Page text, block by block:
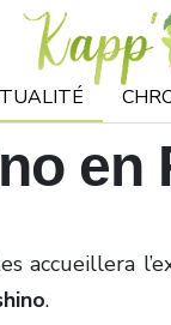
en
accueillera
.